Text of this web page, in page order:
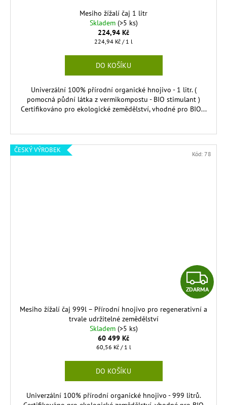
Mesiho žížalí čaj 1 litr
Skladem (>5 ks)
224,94 Kč
Měrná
224,94 Kč / 1 l
DO KOŠÍKU
Univerzální 100% přírodní organické hnojivo - 1 litr. (
pomocná půdní látka z vermikompostu - BIO stimulant )
Certifikováno pro ekologické zemědělství, vhodné pro BIO...
ČESKÝ VÝROBEK
Z
D
ZDARMA
Mesiho žížalí čaj 999l – Přírodní hnojivo pro regenerativní a
trvale udržitelné zemědělství
Skladem (>5 ks)
60 499 Kč
Měrná
60,56 Kč / 1 l
DO KOŠÍKU
Univerzální 100% přírodní organické hnojivo - 999 litrů.
Kód: 78